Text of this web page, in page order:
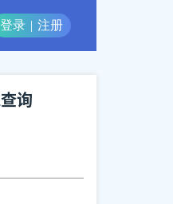
登录 | 注册
询